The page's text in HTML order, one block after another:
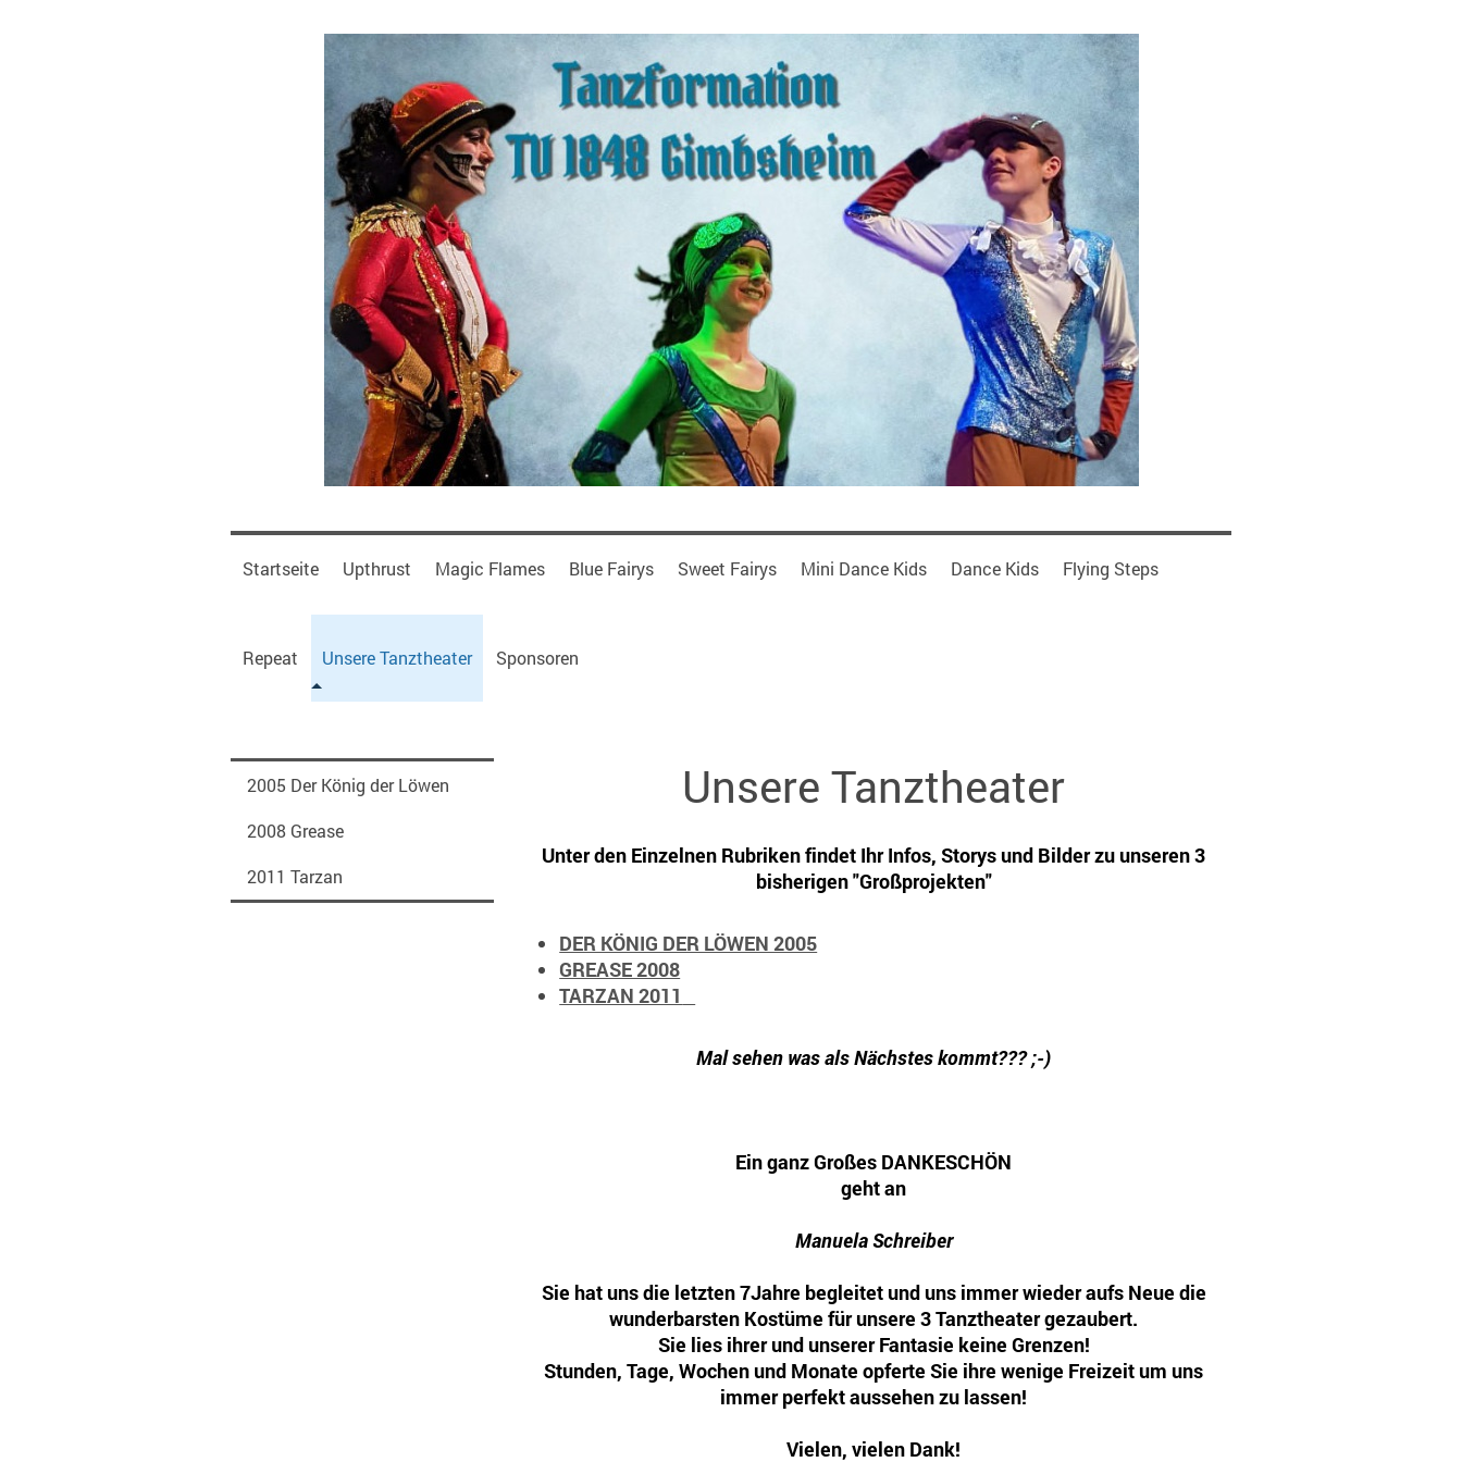
Startseite Upthrust Magic Flames Blue Fairys Sweet Fairys Mini Dance Kids Dance Kids Flying Steps
Repeat Unsere Tanztheater Sponsoren
Unsere Tanztheater
Unter den Einzelnen Rubriken findet Ihr Infos, Storys und Bilder zu unseren 3
bisherigen "Großprojekten"
DER KÖNIG DER LÖWEN 2005
GREASE 2008
TARZAN 2011
Mal sehen was als Nächstes kommt??? ;-)
Ein ganz Großes DANKESCHÖN
geht an
Manuela Schreiber
Sie hat uns die letzten 7Jahre begleitet und uns immer wieder aufs Neue die
wunderbarsten Kostüme für unsere 3 Tanztheater gezaubert.
Sie lies ihrer und unserer Fantasie keine Grenzen!
Stunden, Tage, Wochen und Monate opferte Sie ihre wenige Freizeit um uns
immer perfekt aussehen zu lassen!
Vielen, vielen Dank!
2005 Der König der Löwen
2008 Grease
2011 Tarzan